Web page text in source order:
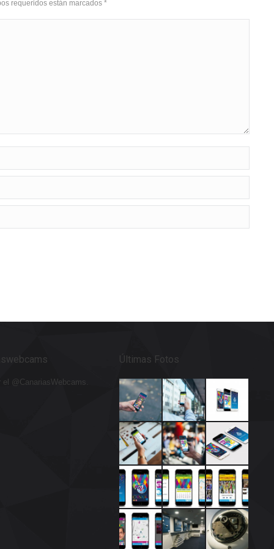
requeridos están marcados *
el @CanariasWebcams.
Últimas Fotos